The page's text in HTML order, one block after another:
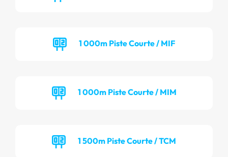
1 000m Piste Courte / MIF
1 000m Piste Courte / MIM
1 500m Piste Courte / TCM